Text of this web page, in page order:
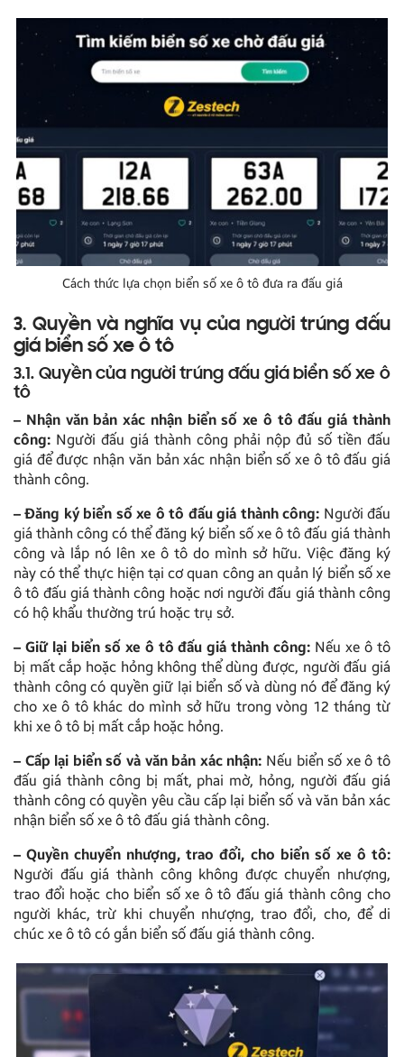
Cách thức lựa chọn biển số xe ô tô đưa ra đấu giá
3. Quyền và nghĩa vụ của người trúng đấu
giá biển số xe ô tô
3.1. Quyền của người trúng đấu giá biển số xe ô
tô
– Nhận văn bản xác nhận biển số xe ô tô đấu giá thành
công: Người đấu giá thành công phải nộp đủ số tiền đấu
giá để được nhận văn bản xác nhận biển số xe ô tô đấu giá
thành công.
– Đăng ký biển số xe ô tô đấu giá thành công: Người đấu
giá thành công có thể đăng ký biển số xe ô tô đấu giá thành
công và lắp nó lên xe ô tô do mình sở hữu. Việc đăng ký
này có thể thực hiện tại cơ quan công an quản lý biển số xe
ô tô đấu giá thành công hoặc nơi người đấu giá thành công
có hộ khẩu thường trú hoặc trụ sở.
– Giữ lại biển số xe ô tô đấu giá thành công: Nếu xe ô tô
bị mất cắp hoặc hỏng không thể dùng được, người đấu giá
thành công có quyền giữ lại biển số và dùng nó để đăng ký
cho xe ô tô khác do mình sở hữu trong vòng 12 tháng từ
khi xe ô tô bị mất cắp hoặc hỏng.
– Cấp lại biển số và văn bản xác nhận: Nếu biển số xe ô tô
đấu giá thành công bị mất, phai mờ, hỏng, người đấu giá
thành công có quyền yêu cầu cấp lại biển số và văn bản xác
nhận biển số xe ô tô đấu giá thành công.
– Quyền chuyển nhượng, trao đổi, cho biển số xe ô tô:
Người đấu giá thành công không được chuyển nhượng,
trao đổi hoặc cho biển số xe ô tô đấu giá thành công cho
người khác, trừ khi chuyển nhượng, trao đổi, cho, để di
chúc xe ô tô có gắn biển số đấu giá thành công.